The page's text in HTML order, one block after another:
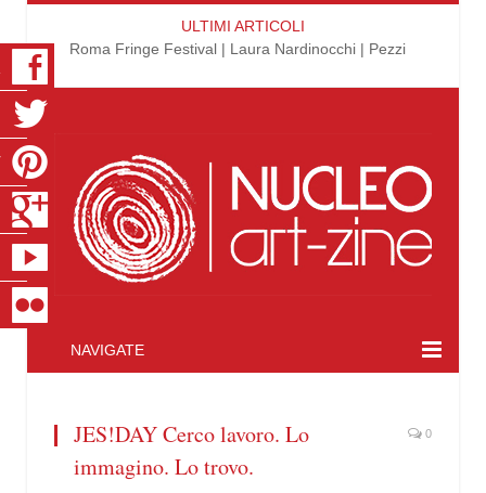
ULTIMI ARTICOLI
Roma Fringe Festival | Laura Nardinocchi | Pezzi
NAVIGATE
JES!DAY Cerco lavoro. Lo
immagino. Lo trovo.
0